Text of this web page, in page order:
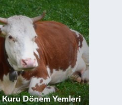
Dönem Yemleri